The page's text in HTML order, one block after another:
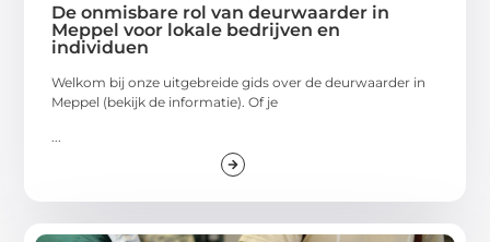
De onmisbare rol van deurwaarder in
Meppel voor lokale bedrijven en
individuen
Welkom bij onze uitgebreide gids over de deurwaarder in
Meppel (bekijk de informatie). Of je
...